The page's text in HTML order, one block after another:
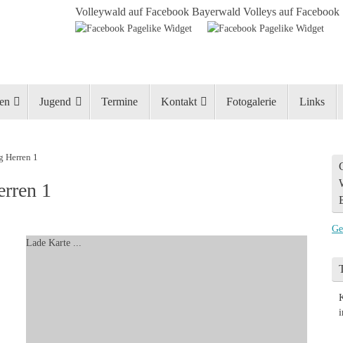
Volleywald auf Facebook Bayerwald Volleys auf Facebook
Jugend Termine Kontakt Fotogalerie Links
Herren 1
1
Lade Karte ...